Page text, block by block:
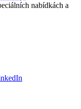
nabídkách a